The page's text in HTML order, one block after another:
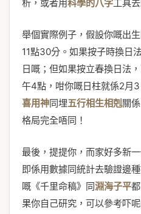
析，或者用科學的八字工具
舉個實際例子，假設你嘅出
11點30分。如果按子時換日
日嘅；但如果按立春換日法
午4點，咁你嘅日柱就係2月
喜用神同埋五行相生相剋關
格局完全唔同！
最後，提提你，而家好多新
即係用數據同統計去驗證邊
嘅《千里命稿》同淵海子平
果你自己研究，可以參考吓